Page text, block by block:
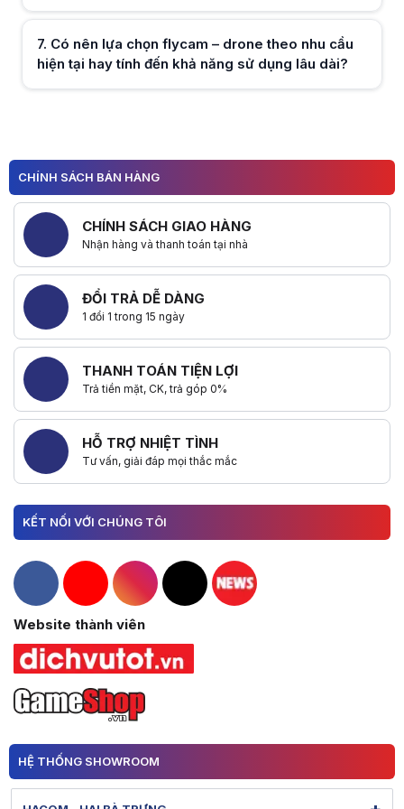
Hữu ích (0)
7. Có nên lựa chọn flycam – drone theo nhu cầu
hiện tại hay tính đến khả năng sử dụng lâu dài?
Hữu ích (0)
CHÍNH SÁCH BÁN HÀNG
CHÍNH SÁCH GIAO HÀNG
Nhận hàng và thanh toán tại nhà
ĐỔI TRẢ DỄ DÀNG
1 đổi 1 trong 15 ngày
THANH TOÁN TIỆN LỢI
Trả tiền mặt, CK, trả góp 0%
HỖ TRỢ NHIỆT TÌNH
Tư vấn, giải đáp mọi thắc mắc
KẾT NỐI VỚI CHÚNG TÔI
Hacom Facebook
Hacom YouTube
Hacom Instagram
Hacom TikTok
Website thành viên
HỆ THỐNG SHOWROOM